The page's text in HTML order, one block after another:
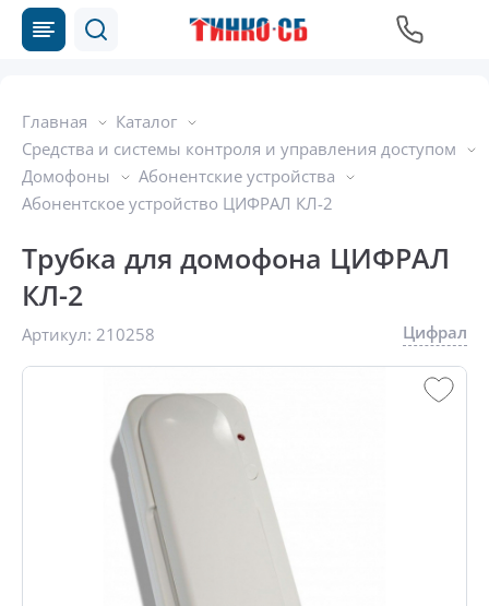
Главная
Каталог
Средства и системы контроля и управления доступом
Домофоны
Абонентские устройства
Абонентское устройство ЦИФРАЛ КЛ-2
Трубка для домофона ЦИФРАЛ
КЛ-2
Артикул: 210258 Цифрал